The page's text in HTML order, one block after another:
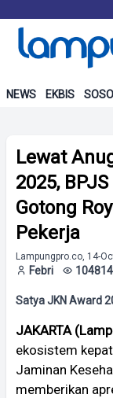
NEWS EKBIS
Lewat
2025,
Gotong
Pekerja
Lampungpro.co, 14-
Febri 104814
Satya JKN Award
JAKARTA
ekosistem
Jaminan
memberikan